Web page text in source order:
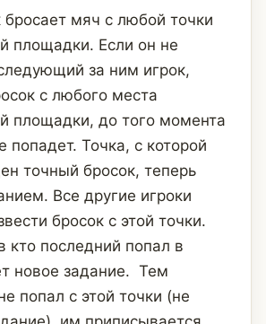
мяч с любой точки
площадки. Если он не
за ним игрок,
с любого места
площадки, до того момента
попадет. Точка, с которой
точный бросок, теперь
Все другие игроки
бросок с этой точки.
кто последний попал в
новое задание. Тем
попал с этой точки (не